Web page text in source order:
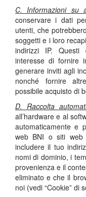
C. Informazioni su
conservare i dati
utenti, che
soggetti e i loro
indirizzi IP. Questi
interesse di fornire
generare inviti agli
nonché fornire
possibile acquisto di
D. Raccolta
all’hardware e al
automaticamente e
web BNI o siti web
includere il tuo
nomi di dominio, i
provenienza e il
eliminato e che il
noi (vedi “Cookie” di